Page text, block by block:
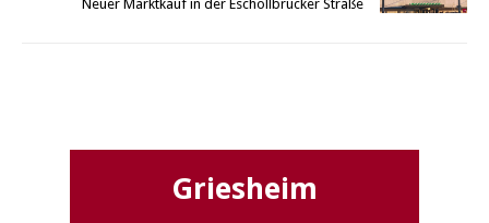
Neuer Marktkauf in der Eschollbrücker Straße
Griesheim